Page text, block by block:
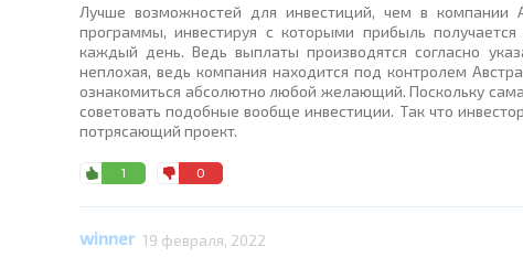
Лучше возможностей для инвестиций, чем в
программы, инвестируя с которыми прибыль
каждый день. Ведь выплаты производятся согласно
неплохая, ведь компания находится под контролем
ознакомиться абсолютно любой желающий. Поскольку
советовать подобные вообще инвестиции. Так что
потрясающий проект.
1 0
winner 19 февраля, 2022